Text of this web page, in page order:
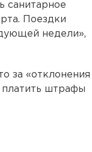
санитарное
Поездки
недели»,
за «отклонения
платить штрафы